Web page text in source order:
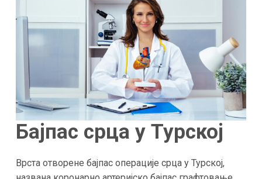
Бајпас срца у Турској
Врста отворене бајпас операције срца у Турској,